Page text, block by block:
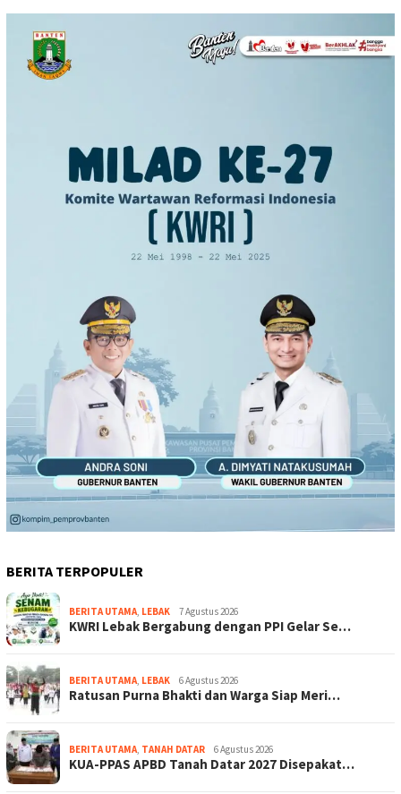
BERITA TERPOPULER
BERITA UTAMA, LEBAK 7 Agustus 2026
KWRI Lebak Bergabung dengan PPI Gelar Se…
BERITA UTAMA, LEBAK 6 Agustus 2026
Ratusan Purna Bhakti dan Warga Siap Meri…
BERITA UTAMA, TANAH DATAR 6 Agustus 2026
KUA-PPAS APBD Tanah Datar 2027 Disepakat…